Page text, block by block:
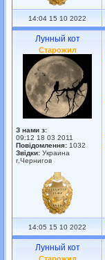
14:04 15 10 2022
Лунный кот
Старожил
З нами з:
09:12 18 03 2011
Повідомлення: 1032
Звідки: Украина
г,Чернигов
14:05 15 10 2022
Лунный кот